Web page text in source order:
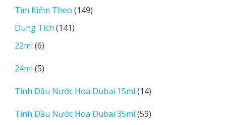
Tìm Kiếm Theo 149149
Dung Tích 141141
22ml 66
phẩm
24ml 55
phẩm
Tinh Dầu Nước Hoa Dubai 15ml 1414
phẩm
Tinh Dầu Nước Hoa Dubai 35ml 5959